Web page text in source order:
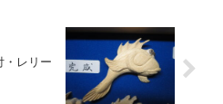
・レリー